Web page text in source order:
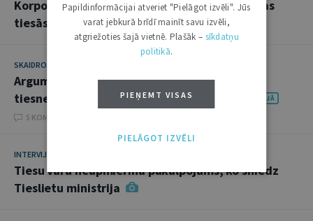
Korporatīvismam nav vietas mūsdienu Latvijas
tiesās
SKAIDROJUMI. VIEDOKĻI
Argumentācijas trūkums tiesas nolēmumā kā
tiesneša disciplināratbildības pamats
5 KOMENTĀRI
INTERVIJA
Tiesu varu neapmierina pakalpojums, ko sniedz
Tieslietu ministrija
Papildinformācijai atveriet "Pielāgot izvēli". Jūs
varat jebkurā brīdī mainīt savu izvēli,
atgriežoties šajā vietnē. Plašāk – sīkdatņu
politikā.
PIEŅEMT VISAS
PIELĀGOT IZVĒLI